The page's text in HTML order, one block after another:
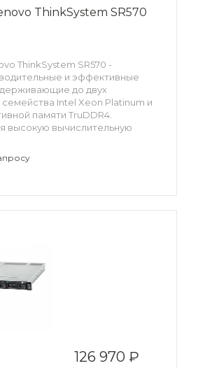
ThinkSystem SR570
ThinkSystem SR570 -
и эффективные
до двух
Intel Xeon Platinum и
памяти TruDDR4.
высокую вычислительную
ресурсоемких задач.
126 970 ₽